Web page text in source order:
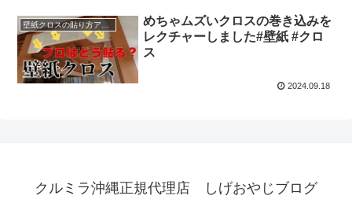
めちゃムズいクロスの巻き込みを
レクチャーしました#壁紙 #クロ
ス
2024.09.18
クルミラ沖縄正規代理店 しげおやじブログ